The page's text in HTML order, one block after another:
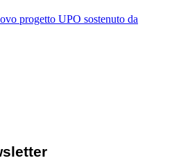
progetto UPO sostenuto da